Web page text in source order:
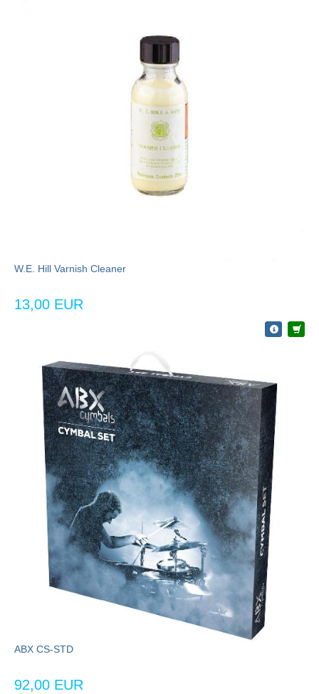
W.E. Hill Varnish Cleaner
13,00 EUR
ABX CS-STD
92,00 EUR